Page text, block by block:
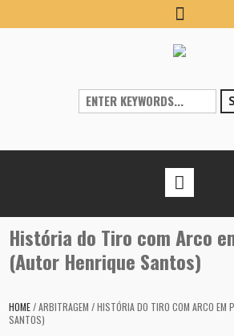
História do Tiro com Arco
(Autor Henrique Santos)
HOME/ARBITRAGEM /HISTÓRIA DO TIRO COM ARCO EM
SANTOS)